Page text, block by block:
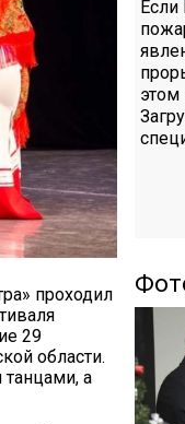
проходил
29
области.
а
этом